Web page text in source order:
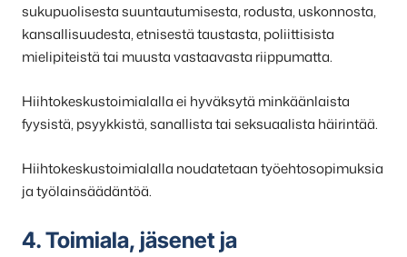
sukupuolisesta suuntautumisesta, rodusta, uskonnosta,
kansallisuudesta, etnisestä taustasta, poliittisista
mielipiteistä tai muusta vastaavasta riippumatta.
Hiihtokeskustoimialalla ei hyväksytä minkäänlaista
fyysistä, psyykkistä, sanallista tai seksuaalista häirintää.
Hiihtokeskustoimialalla noudatetaan työehtosopimuksia
ja työlainsäädäntöä.
4. Toimiala, jäsenet ja